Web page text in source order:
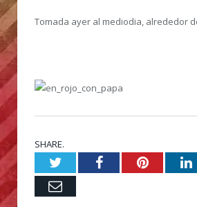
Tomada ayer al mediodia, alrededor
SHARE.
TwitterFacebookPinterest
Email